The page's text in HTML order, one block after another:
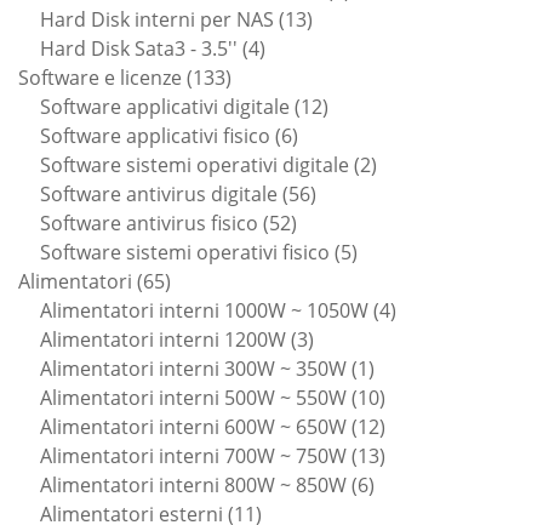
Hard Disk interni per NAS 1313
Hard Disk Sata3 - 3.5'' 44
Software e licenze 133133
prodotti
Software applicativi digitale 1212
Software applicativi fisico 66
prodotti
Software sistemi operativi digitale 22
Software antivirus digitale 5656
Software antivirus fisico 5252
prodotti
Software sistemi operativi fisico 55
Alimentatori 6565
prodotti
Alimentatori interni 1000W ~ 1050W 44
Alimentatori interni 1200W 33
prodotti
Alimentatori interni 300W ~ 350W 11
prodotto
Alimentatori interni 500W ~ 550W 1010
prodotti
Alimentatori interni 600W ~ 650W 1212
prodotti
Alimentatori interni 700W ~ 750W 1313
Alimentatori interni 800W ~ 850W 66
Alimentatori esterni 1111